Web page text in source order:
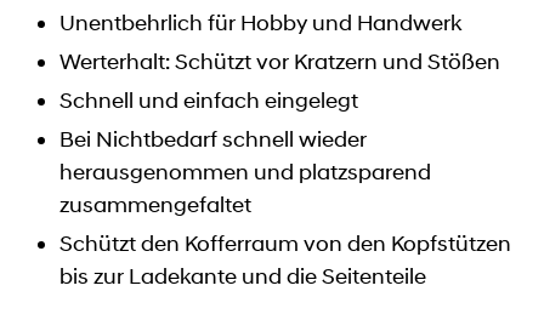
Unentbehrlich für Hobby und Handwerk
Werterhalt: Schützt vor Kratzern und Stößen
Schnell und einfach eingelegt
Bei Nichtbedarf schnell wieder
herausgenommen und platzsparend
zusammengefaltet
Schützt den Kofferraum von den Kopfstützen
bis zur Ladekante und die Seitenteile